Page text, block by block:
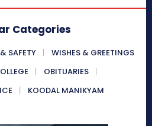
Categories
SAFETY
WISHES & GREETINGS
OBITUARIES
KOODAL MANIKYAM